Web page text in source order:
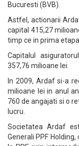
Bucuresti (BVB).
Astfel, actionarii
capital 415,27
timp ce in prima
Capitalul
357,76 milioane lei.
In 2009, Ardaf si-a
milioane lei in anul
760 de angajati si o
lucru.
Societatea Ardaf
Generali PPF